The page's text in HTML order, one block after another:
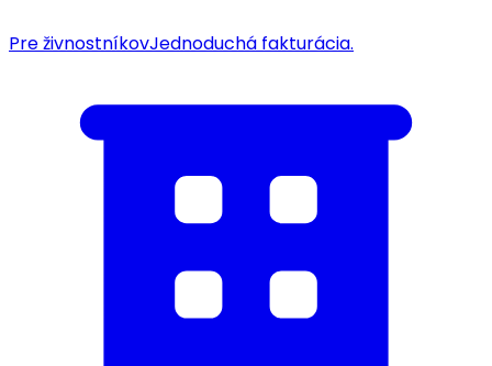
Pre živnostníkovJednoduchá fakturácia.